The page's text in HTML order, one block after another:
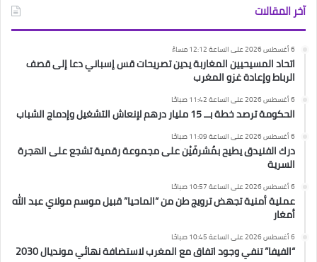
آخر المقالات
6 أغسطس 2026 على الساعة 12:12 مساءً
اتحاد المسيحيين المغاربة يدين تصريحات قس إسباني دعا إلى قصف
الرباط وإعادة غزو المغرب
6 أغسطس 2026 على الساعة 11:42 صباحًا
الحكومة ترصد خطة بــ 15 مليار درهم لإنعاش التشغيل وإدماج الشباب
6 أغسطس 2026 على الساعة 11:09 صباحًا
درك الفنيدق يطيح بمُشرفَيْن على مجموعة رقمية تشجع على الهجرة
السرية
6 أغسطس 2026 على الساعة 10:57 صباحًا
عملية أمنية تجهض ترويج طن من “الماحيا” قبيل موسم مولاي عبد الله
أمغار
6 أغسطس 2026 على الساعة 10:45 صباحًا
“الفيفا” تنفي وجود اتفاق مع المغرب لاستضافة نهائي مونديال 2030